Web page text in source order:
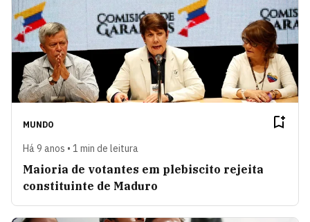
MUNDO
Há 9 anos • 1 min de leitura
Maioria de votantes em plebiscito rejeita
constituinte de Maduro